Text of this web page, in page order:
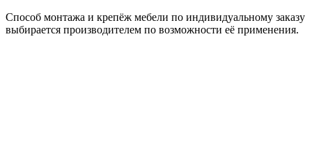
Способ монтажа и крепёж мебели по индивидуальному заказу
выбирается производителем по возможности её применения.